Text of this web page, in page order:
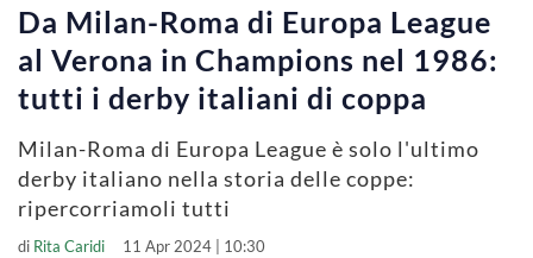
Da Milan-Roma di Europa League
al Verona in Champions nel 1986:
tutti i derby italiani di coppa
Milan-Roma di Europa League è solo l'ultimo
derby italiano nella storia delle coppe:
ripercorriamoli tutti
di Rita Caridi 11 Apr 2024 | 10:30